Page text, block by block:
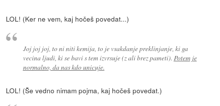
LOL! (Ker ne vem, kaj hočeš povedat...)
Joj joj joj, to ni niti kemija, to je vsakdanje preklinjanje, ki ga
vecina ljudi, ki se bavi s tem izvrsuje (z ali brez pameti). Potem je
normalno, da nas kdo unicuje.
LOL! (Še vedno nimam pojma, kaj hočeš povedat.)